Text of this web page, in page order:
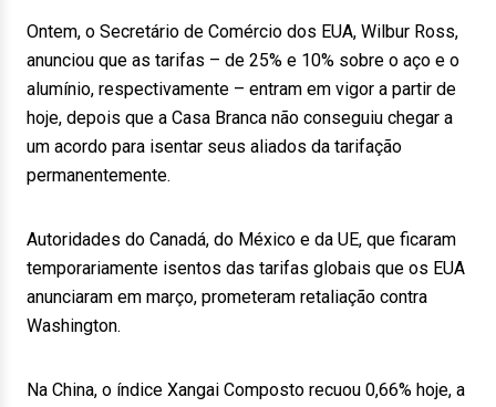
Ontem, o Secretário de Comércio dos EUA, Wilbur Ross,
anunciou que as tarifas – de 25% e 10% sobre o aço e o
alumínio, respectivamente – entram em vigor a partir de
hoje, depois que a Casa Branca não conseguiu chegar a
um acordo para isentar seus aliados da tarifação
permanentemente.
Autoridades do Canadá, do México e da UE, que ficaram
temporariamente isentos das tarifas globais que os EUA
anunciaram em março, prometeram retaliação contra
Washington.
Na China, o índice Xangai Composto recuou 0,66% hoje, a